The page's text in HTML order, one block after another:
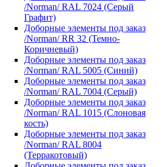
/Norman/ RAL 7024 (Серый
Графит)
Доборные элементы под заказ
/Norman/ RR 32 (Темно-
Коричневый)
Доборные элементы под заказ
/Norman/ RAL 5005 (Синий)
Доборные элементы под заказ
/Norman/ RAL 7004 (Серый)
Доборные элементы под заказ
/Norman/ RAL 1015 (Слоновая
кость)
Доборные элементы под заказ
/Norman/ RAL 8004
(Терракотовый)